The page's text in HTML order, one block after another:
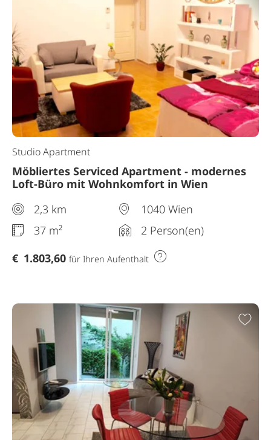
Studio Apartment
Möbliertes Serviced Apartment - modernes
Loft-Büro mit Wohnkomfort in Wien
2,3 km
1040 Wien
37 m²
2 Person(en)
€ 1.803,60 für Ihren Aufenthalt